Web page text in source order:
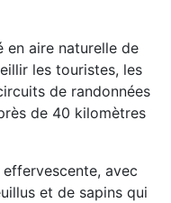
ou surveillant
plus...
en aire naturelle de
les touristes, les
de randonnées
de 40 kilomètres
avec
et de sapins qui